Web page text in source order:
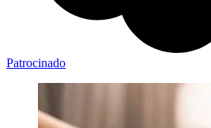
Patrocinado